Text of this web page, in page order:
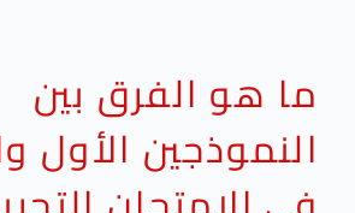
ما هو الفرق بين
النموذجين الأول